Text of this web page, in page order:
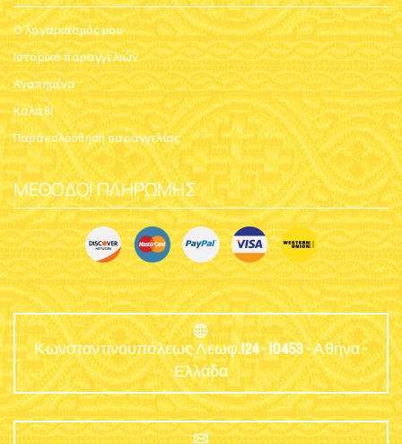
Ο λογαριασμός μου
Ιστορικό παραγγελιών
Αγαπημένα
Καλάθι
Παρακολούθηση παραγγελίας
ΜΈΘΟΔΟΙ ΠΛΗΡΩΜΉΣ
Κωνσταντινουπόλεως Λεωφ.124 - 10453 - Αθήνα -
Ελλάδα